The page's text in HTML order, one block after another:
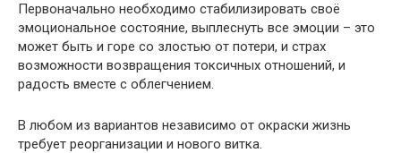
Первоначально необходимо стабилизировать своё
эмоциональное состояние, выплеснуть все эмоции – это
может быть и горе со злостью от потери, и страх
возможности возвращения токсичных отношений, и
радость вместе с облегчением.
В любом из вариантов независимо от окраски жизнь
требует реорганизации и нового витка.